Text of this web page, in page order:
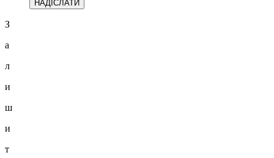
З
а
л
и
ш
и
т